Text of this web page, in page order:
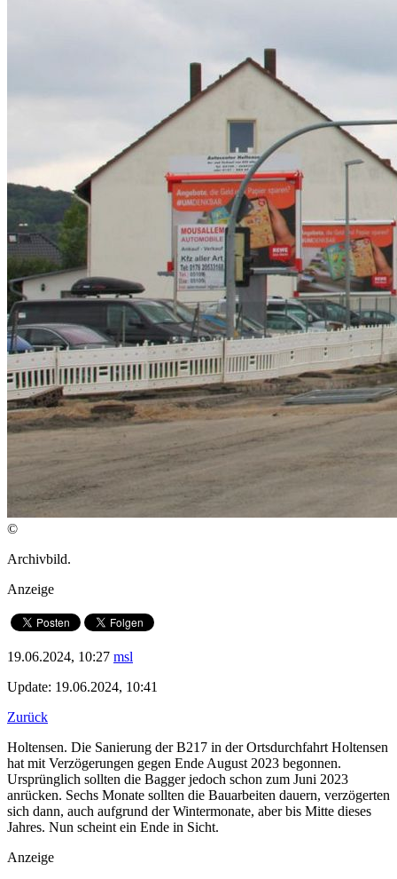
©
Archivbild.
Anzeige
19.06.2024, 10:27 msl
Update: 19.06.2024, 10:41
Zurück
Holtensen. Die Sanierung der B217 in der Ortsdurchfahrt Holtensen
hat mit Verzögerungen gegen Ende August 2023 begonnen.
Ursprünglich sollten die Bagger jedoch schon zum Juni 2023
anrücken. Sechs Monate sollten die Bauarbeiten dauern, verzögerten
sich dann, auch aufgrund der Wintermonate, aber bis Mitte dieses
Jahres. Nun scheint ein Ende in Sicht.
Anzeige